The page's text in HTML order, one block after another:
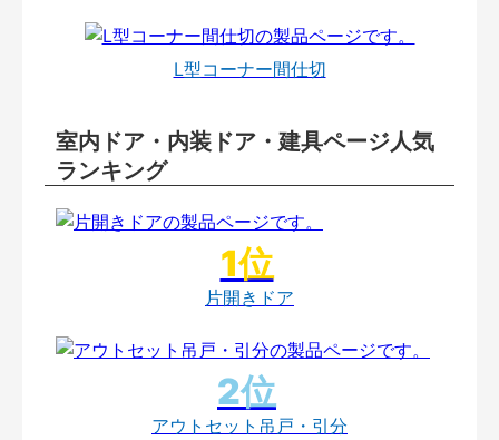
L型コーナー間仕切
室内ドア・内装ドア・建具ページ人気
ランキング
片開きドア
アウトセット吊戸・引分